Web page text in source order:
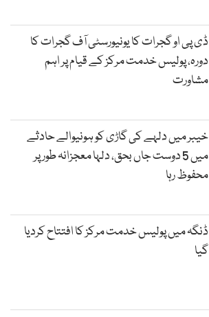
ڈی پی او گجرات کا یونیورسٹی آف گجرات کا
دورہ، پولیس خدمت مرکز کے قیام پر اہم
مشاورت
خیبر میں دلہے کی گاڑی کو ہونیوالے حادثے
میں 5 دوست جاں بحق، دلہا معجزانہ طور پر
محفوظ رہا
ڈنگہ میں پولیس خدمت مرکز کا افتتاح کردیا
گیا